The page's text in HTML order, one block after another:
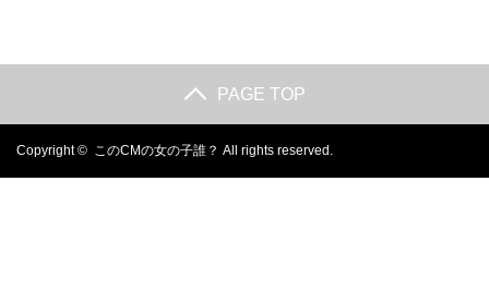
PAGE TOP
Copyright © このCMの女の子誰？ All rights reserved.